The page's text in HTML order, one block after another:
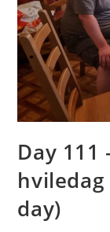
Day
day)